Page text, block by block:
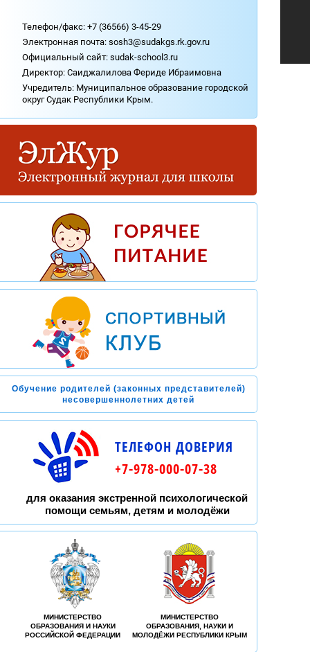
Медицинское обслуживание.
Социально-психологическая служба.
Аттестация учителей.
Профсоюзная организация.
Независимая оценка качества оказания
Телефон/факс: +7 (36566) 3-45-29
Электронная почта: sosh3@sudakgs.rk.gov.ru
Официальный сайт: sudak-school3.ru
Директор: Саиджалилова Фериде Ибраимовна
Учредитель: Муниципальное образование городской
округ Судак Республики Крым.
Обучение родителей (законных представителей)
несовершеннолетних детей
ТЕЛЕФОН ДОВЕРИЯ
+7-978-000-07-38
для оказания экстренной психологической
помощи семьям, детям и молодёжи
МИНИСТЕРСТВО
ОБРАЗОВАНИЯ И НАУКИ
РОССИЙСКОЙ ФЕДЕРАЦИИ
МИНИСТЕРСТВО
ОБРАЗОВАНИЯ, НАУКИ И
МОЛОДЁЖИ РЕСПУБЛИКИ КРЫМ